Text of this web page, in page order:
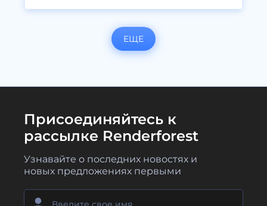
ЕЩЕ
Присоединяйтесь к
рассылке Renderforest
Узнавайте о последних новостях и
новых предложениях первыми